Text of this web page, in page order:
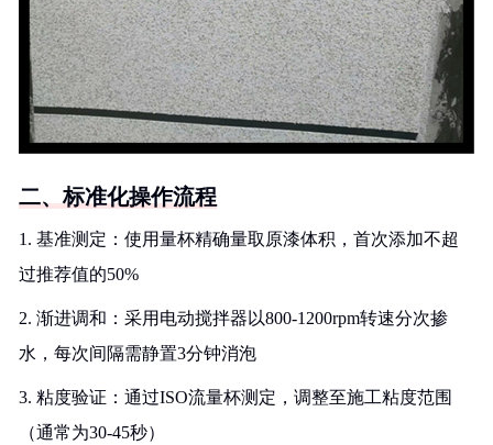
二、标准化操作流程
1. 基准测定：使用量杯精确量取原漆体积，首次添加不超
过推荐值的50%
2. 渐进调和：采用电动搅拌器以800-1200rpm转速分次掺
水，每次间隔需静置3分钟消泡
3. 粘度验证：通过ISO流量杯测定，调整至施工粘度范围
（通常为30-45秒）